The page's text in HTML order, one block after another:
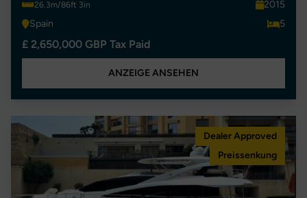
26.3m/86ft 3in
2015
Spain
5
£ 2,650,000 GBP Tax Paid
ANZEIGE ANSEHEN
Dealer Approved
Preissenkung